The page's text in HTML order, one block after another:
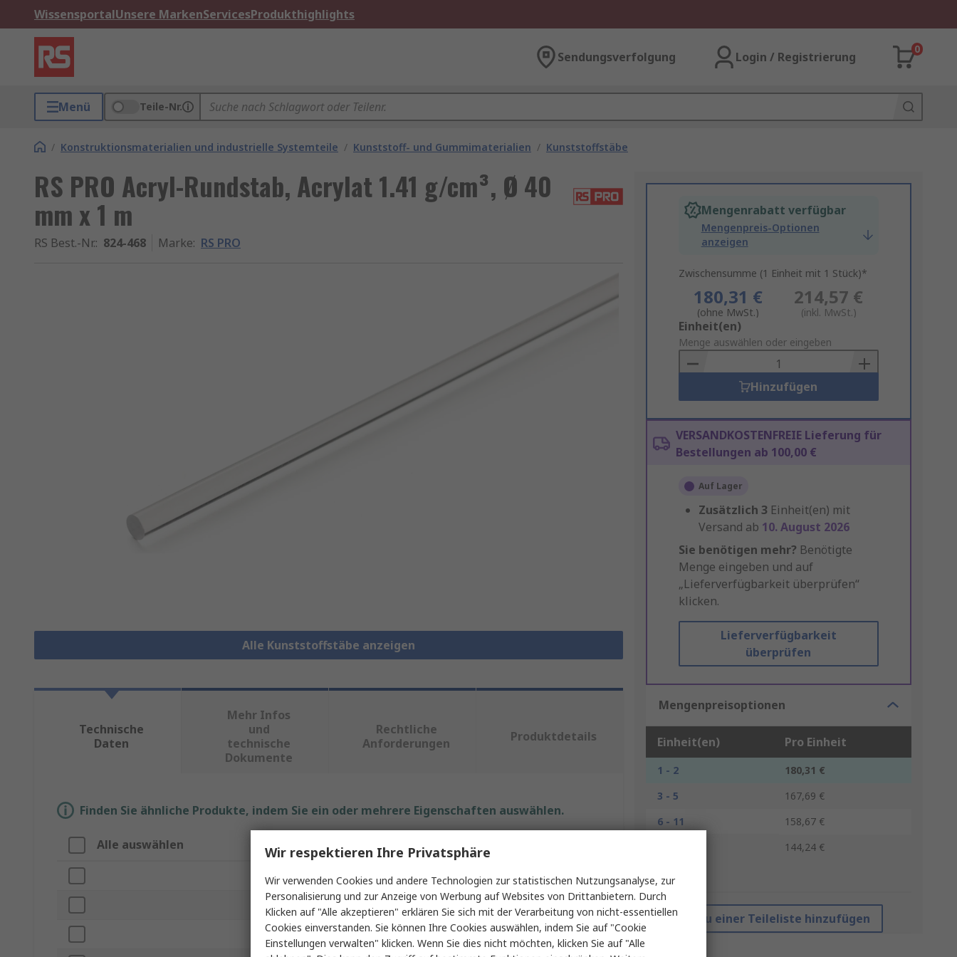
WissensportalUnsere MarkenServicesProdukthighlights
Sendungsverfolgung Login / Registrierung
0
Menü Teile-Nr.
/ Konstruktionsmaterialien und industrielle Systemteile / Kunststoff- und Gummimaterialien / Kunststoffstäbe
RS PRO Acryl-Rundstab, Acrylat 1.41 g/cm³, Ø 40
mm x 1 m
RS Best.-Nr.: 824-468 Marke: RS PRO
Alle Kunststoffstäbe anzeigen
Mengenrabatt verfügbar
Mengenpreis-Optionen
anzeigen
Zwischensumme (1 Einheit mit 1 Stück)*
180,31 €
(ohne MwSt.)
214,57 €
(inkl. MwSt.)
Add
to
Basket
Einheit(en)
Menge auswählen oder eingeben
Hinzufügen
VERSANDKOSTENFREIE Lieferung für
Bestellungen ab 100,00 €
Auf Lager
Zusätzlich 3 Einheit(en) mit
Versand ab 10. August 2026
Sie benötigen mehr? Benötigte
Menge eingeben und auf
„Lieferverfügbarkeit überprüfen“
klicken.
Lieferverfügbarkeit
überprüfen
Mengenpreisoptionen
Einheit(en) Pro Einheit
1 - 2
180,31 €
3 - 5
167,69 €
6 - 11
158,67 €
144,24 €
*Richtpreis
Zu einer Teileliste hinzufügen
Technische
Daten
Mehr Infos
und
technische
Dokumente
Rechtliche
Anforderungen
Produktdetails
Finden Sie ähnliche Produkte, indem Sie ein oder mehrere Eigenschaften auswählen.
Alle auswählen Eigenschaft
Marke RS PRO
Produkt Typ Acryl-Rundstab
Länge 1m
Wir respektieren Ihre Privatsphäre
Wir verwenden Cookies und andere Technologien zur statistischen Nutzungsanalyse, zur
Personalisierung und zur Anzeige von Werbung auf Websites von Drittanbietern. Durch
Klicken auf "Alle akzeptieren" erklären Sie sich mit der Verarbeitung von nicht-essentiellen
Cookies einverstanden. Sie können Ihre Cookies auswählen, indem Sie auf "Cookie
Einstellungen verwalten" klicken. Wenn Sie dies nicht möchten, klicken Sie auf "Alle